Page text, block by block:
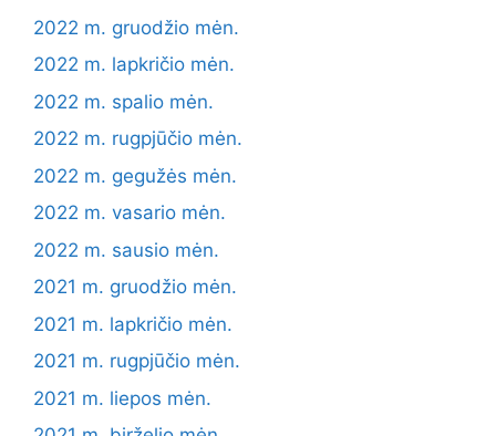
2022 m. gruodžio mėn.
2022 m. lapkričio mėn.
2022 m. spalio mėn.
2022 m. rugpjūčio mėn.
2022 m. gegužės mėn.
2022 m. vasario mėn.
2022 m. sausio mėn.
2021 m. gruodžio mėn.
2021 m. lapkričio mėn.
2021 m. rugpjūčio mėn.
2021 m. liepos mėn.